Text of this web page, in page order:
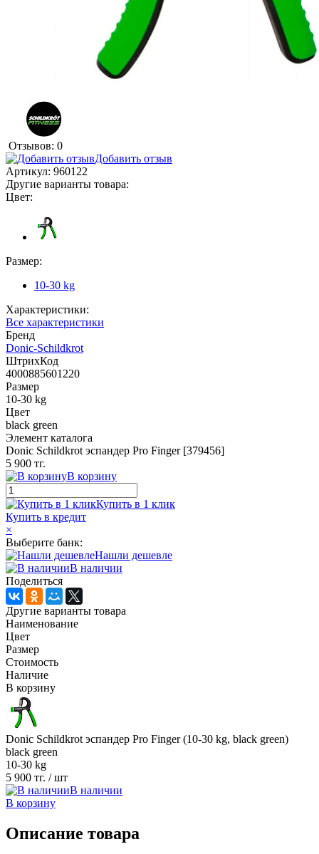
Отзывов: 0
Добавить отзыв
Артикул: 960122
Другие варианты товара:
Цвет:
Размер:
10-30 kg
Характеристики:
Все характеристики
Бренд
Donic-Schildkrot
ШтрихКод
4000885601220
Размер
10-30 kg
Цвет
black green
Элемент каталога
Donic Schildkrot эспандер Pro Finger [379456]
5 900 тг.
В корзину
Купить в 1 клик
Купить в кредит
×
Выберите банк:
Нашли дешевле
В наличии
Поделиться
Другие варианты товара
Наименование
Цвет
Размер
Стоимость
Наличие
В корзину
Donic Schildkrot эспандер Pro Finger (10-30 kg, black green)
black green
10-30 kg
5 900 тг. / шт
В наличии
В корзину
Описание товара